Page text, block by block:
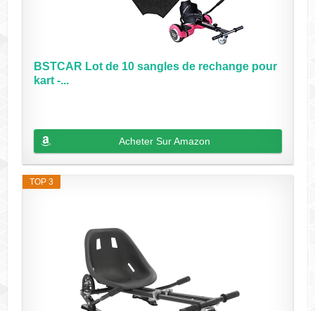
BSTCAR Lot de 10 sangles de rechange pour
kart -...
Acheter Sur Amazon
TOP 3